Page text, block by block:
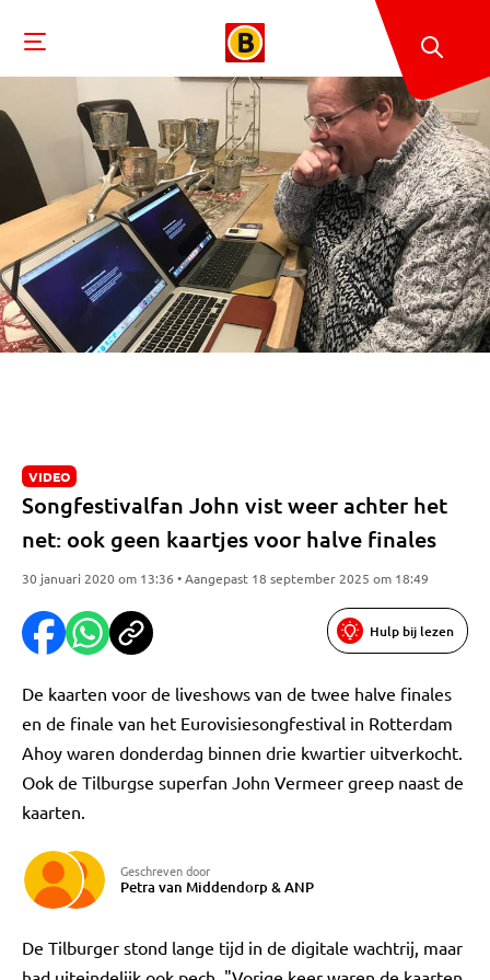
VIDEO
Songfestivalfan John vist weer achter het
net: ook geen kaartjes voor halve finales
30 januari 2020 om 13:36 • Aangepast 18 september 2025 om 18:49
Hulp bij lezen
De kaarten voor de liveshows van de twee halve finales
en de finale van het Eurovisiesongfestival in Rotterdam
Ahoy waren donderdag binnen drie kwartier uitverkocht.
Ook de Tilburgse superfan John Vermeer greep naast de
kaarten.
Geschreven door
Petra van Middendorp &ANP
De Tilburger stond lange tijd in de digitale wachtrij, maar